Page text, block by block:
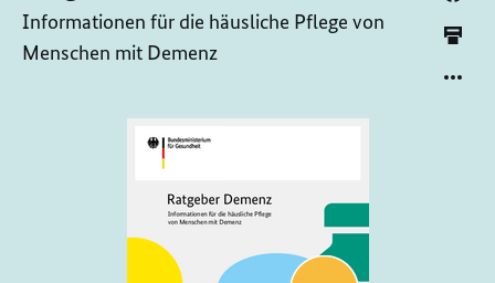
Informationen für die häusliche Pflege von
Menschen mit Demenz